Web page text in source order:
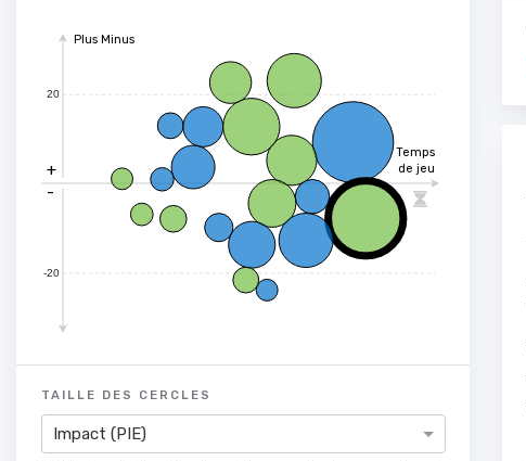
-20
20
+
Plus Minus
-
Temps
de jeu

TAILLE DES CERCLES
Impact (PIE)